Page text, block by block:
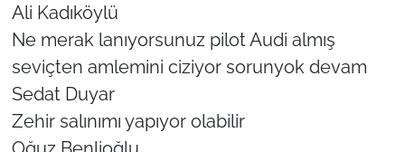
Ali Kadıköylü
Ne merak lanıyorsunuz pilot Audi almış
seviçten amlemini ciziyor sorunyok devam
Sedat Duyar
Zehir salınımı yapıyor olabilir